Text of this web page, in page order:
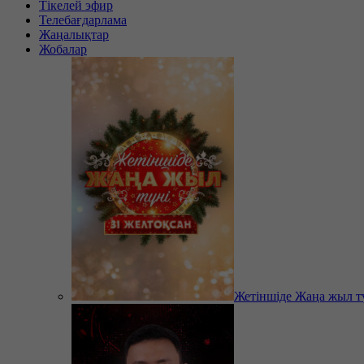
Тікелей эфир
Телебағдарлама
Жаңалықтар
Жобалар
Жетіншіде Жаңа жыл